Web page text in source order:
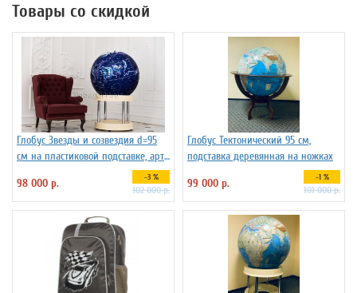
Товары со скидкой
Глобус Звезды и созвездия d=95
см на пластиковой подставке, арт.
98 000 р. -3 %
102 000 р.
Глобус Тектонический 95 см,
подставка деревянная на ножках
99 000 р.
-1 %
101 000 р.